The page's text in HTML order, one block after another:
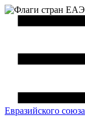
Евразийского союза